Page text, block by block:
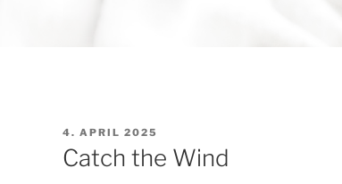
SOUND
sound Soulmates – Whippets fürs Leben!
VERÖFFENTLICHT
AM
4. APRIL 2025
Catch the Wind